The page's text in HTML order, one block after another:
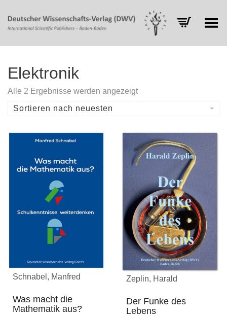
Toggle Menu
Elektronik
Alle 2 Ergebnisse werden angezeigtNach
Sortieren nach neuesten
Schnabel, Manfred
Was macht die
Mathematik aus?
Zeplin, Harald
Der Funke des
Lebens